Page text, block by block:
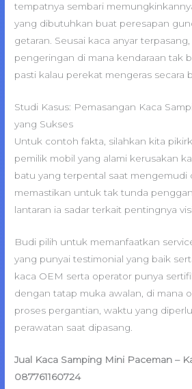
tempatnya sembari
yang dibutuhkan buat peresapan
getaran. Seusai kaca anyar
pengeringan di mana kendaraan tak
pasti kalau perekat mengeras secara
Studi Kasus: Pemasangan Kaca
yang Sukses
Untuk contoh fakta, silahkan kita
pemilik mobil yang alami kerusakan
batu yang terpental saat mengemudi
memastikan untuk tak tunda
lantaran ia sadar terkait pentingnya
Budi pilih untuk memanfaatkan
yang punyai testimonial yang baik
kaca OEM serta operator punya
dengan tatap muka awalan, di mana
proses pergantian, waktu yang
perawatan saat dipasang.
Jual Kaca Samping Mini Paceman –
087761160724